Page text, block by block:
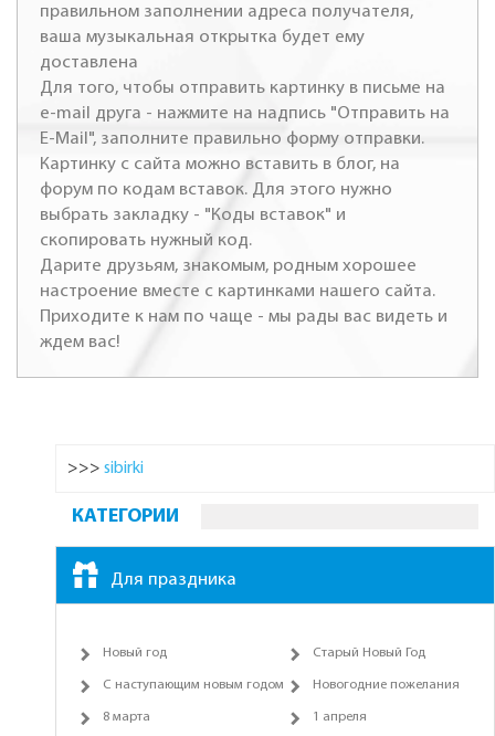
правильном заполнении адреса получателя,
ваша музыкальная открытка будет ему
доставлена
Для того, чтобы отправить картинку в письме на
e-mail друга - нажмите на надпись "Отправить на
E-Mail", заполните правильно форму отправки.
Картинку с сайта можно вставить в блог, на
форум по кодам вставок. Для этого нужно
выбрать закладку - "Коды вставок" и
скопировать нужный код.
Дарите друзьям, знакомым, родным хорошее
настроение вместе с картинками нашего сайта.
Приходите к нам по чаще - мы рады вас видеть и
ждем вас!
>>> sibirki
КАТЕГОРИИ
Для праздника
Новый год Старый Новый Год
С наступающим новым годом Новогодние пожелания
8 марта 1 апреля